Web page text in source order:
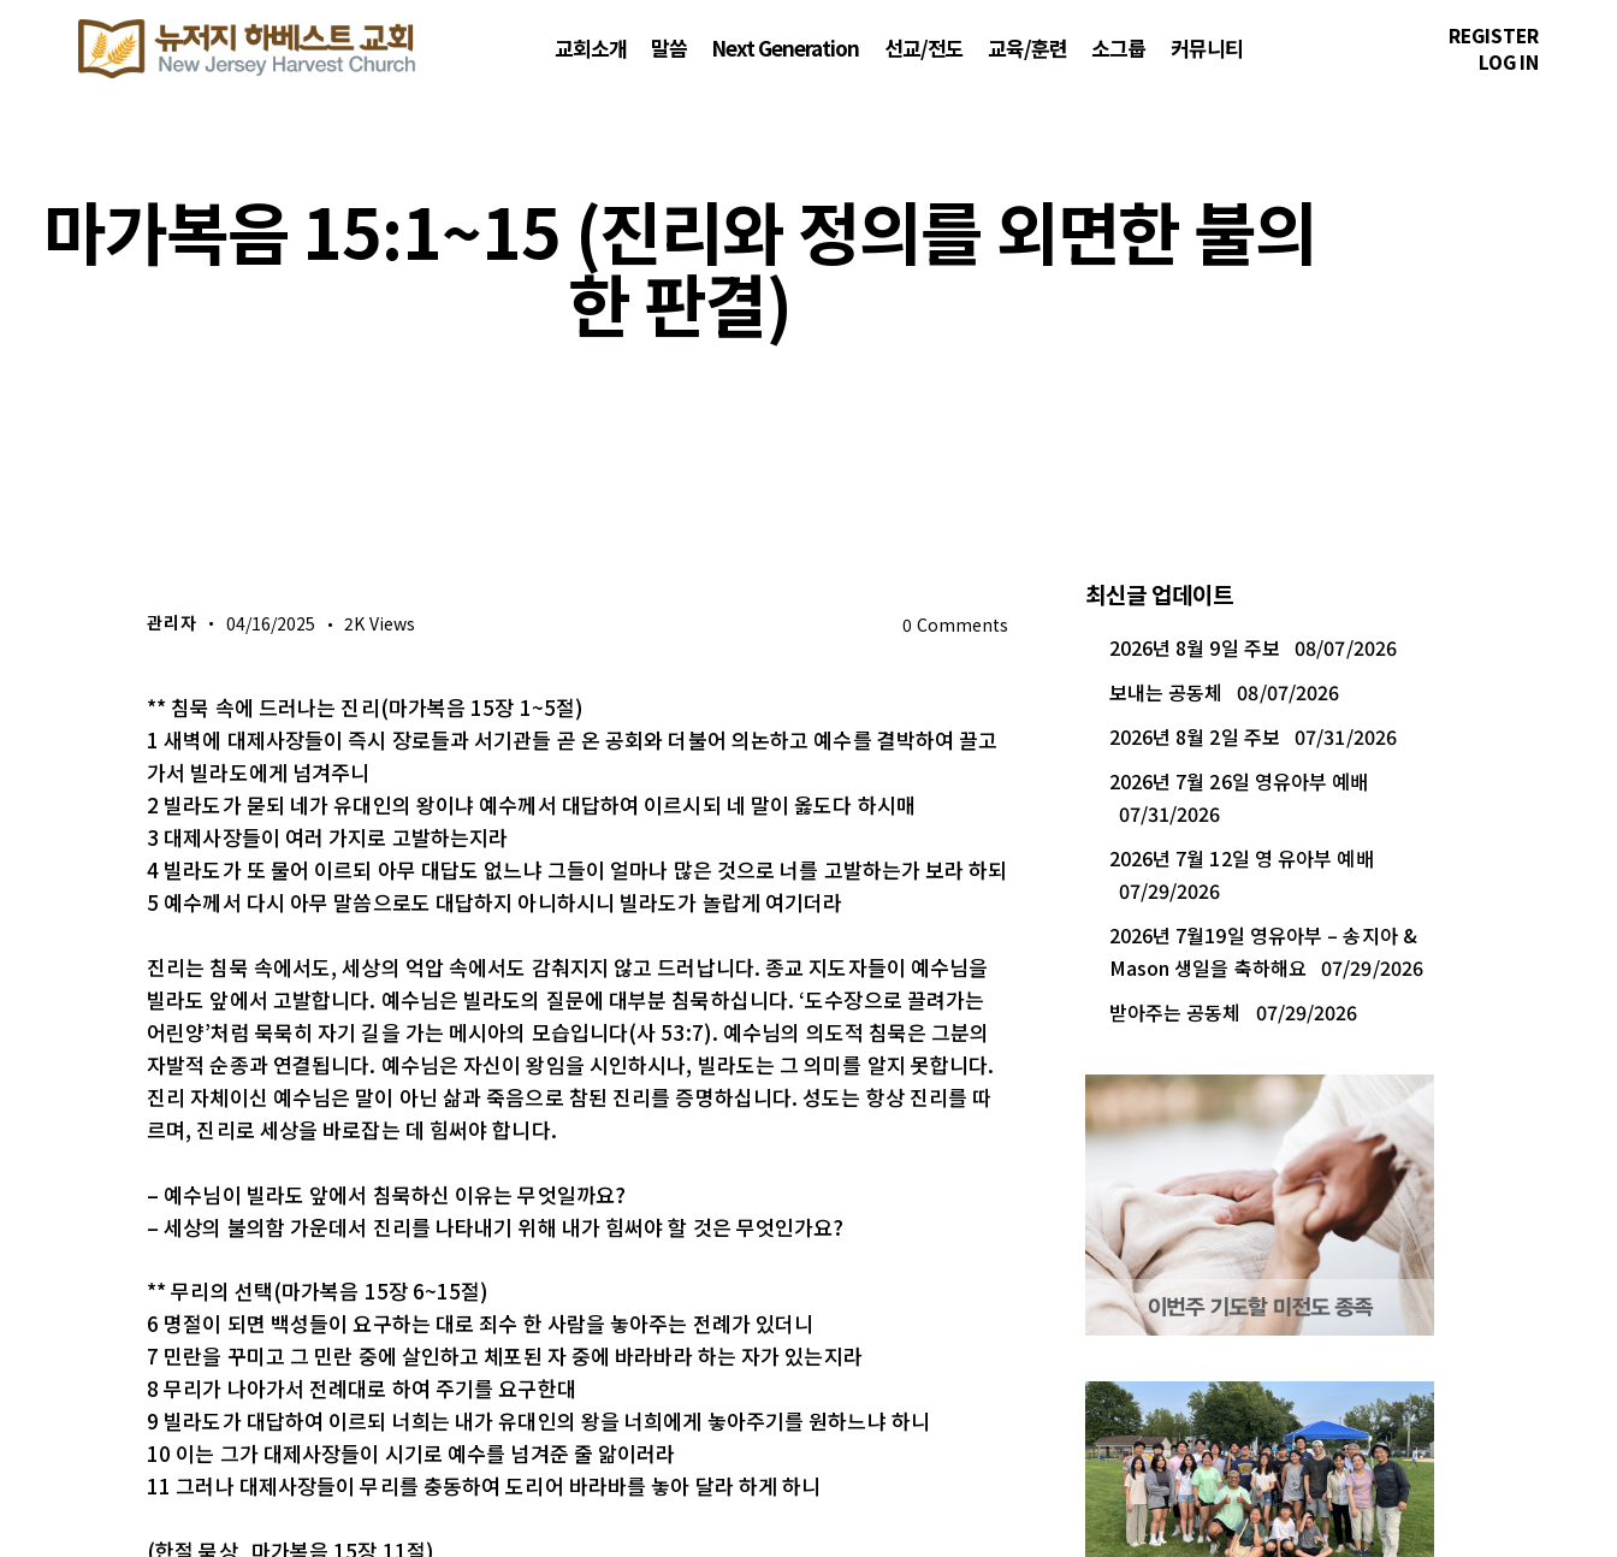
교회소개 말씀 Next Generation 선교/전도 교육/훈련 소그룹 커뮤니티
REGISTER
LOG IN
마가복음 15:1~15 (진리와 정의를 외면한 불의
한 판결)
관리자 04/16/2025 2K Views 0 Comments
** 침묵 속에 드러나는 진리(마가복음 15장 1~5절)
1 새벽에 대제사장들이 즉시 장로들과 서기관들 곧 온 공회와 더불어 의논하고 예수를 결박하여 끌고
가서 빌라도에게 넘겨주니
2 빌라도가 묻되 네가 유대인의 왕이냐 예수께서 대답하여 이르시되 네 말이 옳도다 하시매
3 대제사장들이 여러 가지로 고발하는지라
4 빌라도가 또 물어 이르되 아무 대답도 없느냐 그들이 얼마나 많은 것으로 너를 고발하는가 보라 하되
5 예수께서 다시 아무 말씀으로도 대답하지 아니하시니 빌라도가 놀랍게 여기더라
진리는 침묵 속에서도, 세상의 억압 속에서도 감춰지지 않고 드러납니다. 종교 지도자들이 예수님을
빌라도 앞에서 고발합니다. 예수님은 빌라도의 질문에 대부분 침묵하십니다. ‘도수장으로 끌려가는
어린양’처럼 묵묵히 자기 길을 가는 메시아의 모습입니다(사 53:7). 예수님의 의도적 침묵은 그분의
자발적 순종과 연결됩니다. 예수님은 자신이 왕임을 시인하시나, 빌라도는 그 의미를 알지 못합니다.
진리 자체이신 예수님은 말이 아닌 삶과 죽음으로 참된 진리를 증명하십니다. 성도는 항상 진리를 따
르며, 진리로 세상을 바로잡는 데 힘써야 합니다.
– 예수님이 빌라도 앞에서 침묵하신 이유는 무엇일까요?
– 세상의 불의함 가운데서 진리를 나타내기 위해 내가 힘써야 할 것은 무엇인가요?
** 무리의 선택(마가복음 15장 6~15절)
6 명절이 되면 백성들이 요구하는 대로 죄수 한 사람을 놓아주는 전례가 있더니
7 민란을 꾸미고 그 민란 중에 살인하고 체포된 자 중에 바라바라 하는 자가 있는지라
8 무리가 나아가서 전례대로 하여 주기를 요구한대
9 빌라도가 대답하여 이르되 너희는 내가 유대인의 왕을 너희에게 놓아주기를 원하느냐 하니
10 이는 그가 대제사장들이 시기로 예수를 넘겨준 줄 앎이러라
11 그러나 대제사장들이 무리를 충동하여 도리어 바라바를 놓아 달라 하게 하니
(한절 묵상_마가복음 15장 11절)
최신글 업데이트
2026년 8월 9일 주보 08/07/2026
보내는 공동체 08/07/2026
2026년 8월 2일 주보 07/31/2026
2026년 7월 26일 영유아부 예배
07/31/2026
2026년 7월 12일 영 유아부 예배
07/29/2026
2026년 7월19일 영유아부 – 송지아 &
Mason 생일을 축하해요 07/29/2026
받아주는 공동체
07/29/2026